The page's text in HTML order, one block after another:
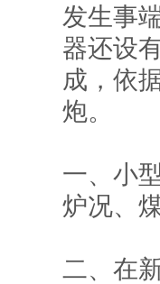
发生事
器还设
成，依
炮。
一、小
炉况、
二、在